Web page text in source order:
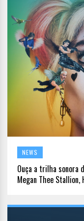
NEWS
Ouça a trilha sonora
Megan Thee Stallion,